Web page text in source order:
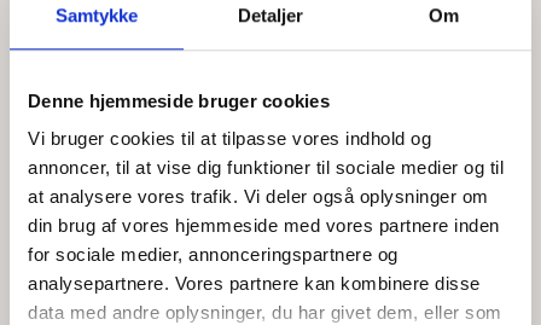
Samtykke Detaljer Om
Denne hjemmeside bruger cookies
Vi bruger cookies til at tilpasse vores indhold og
annoncer, til at vise dig funktioner til sociale medier og til
at analysere vores trafik. Vi deler også oplysninger om
din brug af vores hjemmeside med vores partnere inden
for sociale medier, annonceringspartnere og
analysepartnere. Vores partnere kan kombinere disse
data med andre oplysninger, du har givet dem, eller som
Efternavn
Jeg accepterer behandlingen af mine personoplysninger i
henhold tilprivatlivspolitikken